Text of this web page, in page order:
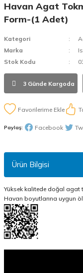
Havan Agat
Form-(1 Adet)
Kategori
Marka
Stok Kodu
3 Günde Kargoda
Paylaş: Facebook
Ürün Bilgisi
Yüksek kalitede doğal agat
Havan boyutlarına uygun